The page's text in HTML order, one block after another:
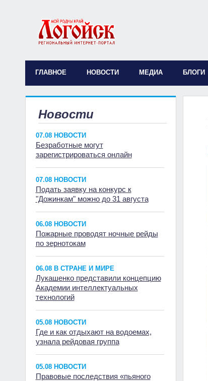
ГЛАВНОЕ НОВОСТИ МЕДИА БЛОГИ
Новости
07.08 НОВОСТИ
Безработные могут
зарегистрироваться онлайн
07.08 НОВОСТИ
Подать заявку на конкурс к
"Дожинкам" можно до 31 августа
06.08 НОВОСТИ
Пожарные проводят ночные рейды
по зернотокам
06.08 В СТРАНЕ И МИРЕ
Лукашенко представили концепцию
Академии интеллектуальных
технологий
05.08 НОВОСТИ
Где и как отдыхают на водоемах,
узнала рейдовая группа
05.08 НОВОСТИ
Правовые последствия «пьяного